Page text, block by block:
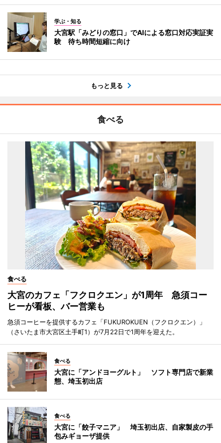
学ぶ・知る
大宮駅「みどりの窓口」でAIによる窓口対応実証実
験 待ち時間短縮に向け
もっと見る
食べる
食べる
大宮のカフェ「フクロクエン」が1周年 急須コー
ヒーが看板、バー営業も
急須コーヒーを提供するカフェ「FUKUROKUEN（フクロクエン）」
（さいたま市大宮区土手町1）が7月22日で1周年を迎えた。
食べる
大宮に「アンドヨーグルト」 ソフト専門店で新業
態、埼玉初出店
食べる
大宮に「餃子マニア」 埼玉初出店、自家製皮の手
包みギョーザ提供